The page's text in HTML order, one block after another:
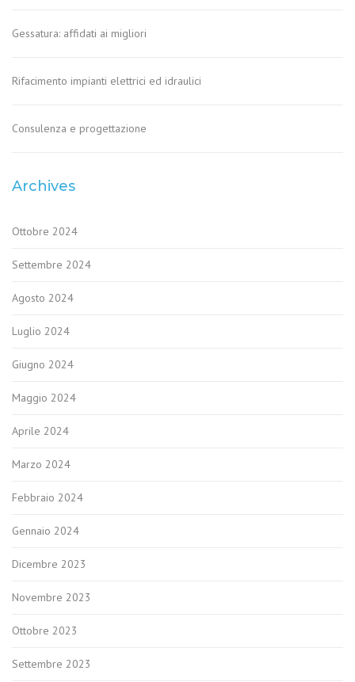
Gessatura: affidati ai migliori
Rifacimento impianti elettrici ed idraulici
Consulenza e progettazione
Archives
Ottobre 2024
Settembre 2024
Agosto 2024
Luglio 2024
Giugno 2024
Maggio 2024
Aprile 2024
Marzo 2024
Febbraio 2024
Gennaio 2024
Dicembre 2023
Novembre 2023
Ottobre 2023
Settembre 2023